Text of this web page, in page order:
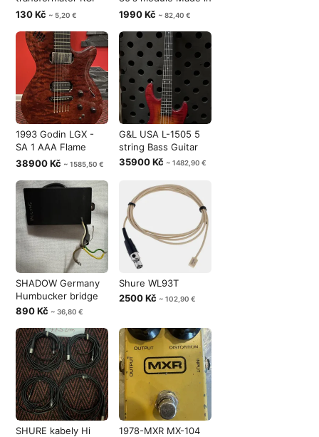
ze 100 voltů na 8
130 Kč ~ 5,20 €
Japan
1990 Kč ~ 82,40 €
1993 Godin LGX -
SA 1 AAA Flame
Maple Carved
38900 Kč ~ 1585,50 €
G&L USA L-1505 5
string Bass Guitar
35900 Kč ~ 1482,90 €
SHADOW Germany
Humbucker bridge
890 Kč ~ 36,80 €
Shure WL93T
2500 Kč ~ 102,90 €
SHURE kabely Hi
1978-MXR MX-104